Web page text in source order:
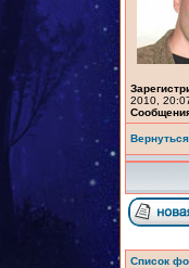
2010,
Список